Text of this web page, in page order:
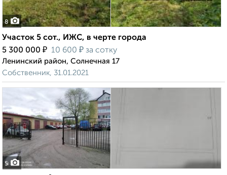
8
Участок 5 сот., ИЖС, в черте города
5 300 000 ₽ 10 600 ₽ за сотку
Ленинский район, Солнечная 17
Собственник, 31.01.2021
5